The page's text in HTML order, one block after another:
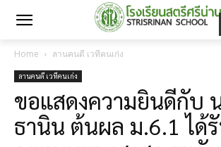
Home ลานคนดี เวทีคนเก่ง
ลานคนดี เวทีคนเก่ง
ขอแสดงความยินดีกับ
ธานิน ต้นผล ม.6.1 ได้